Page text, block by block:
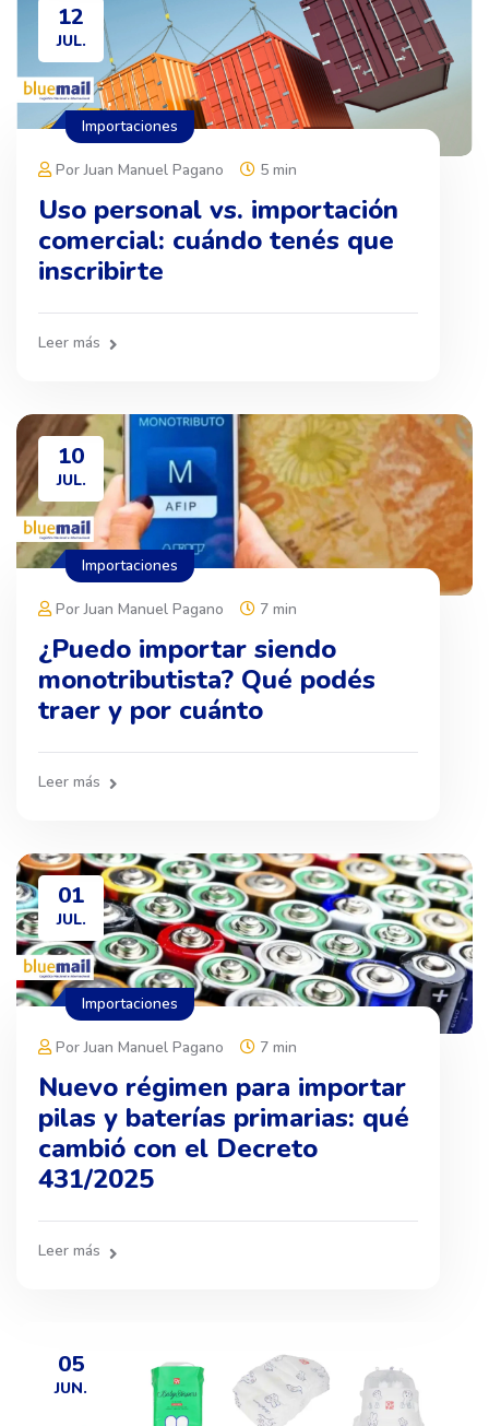
12
JUL.
Por Juan Manuel Pagano 5 min
Uso personal vs. importación
comercial: cuándo tenés que
inscribirte
Leer más
Importaciones
10
JUL.
Por Juan Manuel Pagano 7 min
¿Puedo importar siendo
monotributista? Qué podés
traer y por cuánto
Leer más
Importaciones
01
JUL.
Por Juan Manuel Pagano 7 min
Nuevo régimen para importar
pilas y baterías primarias: qué
cambió con el Decreto
431/2025
Leer más
Importaciones
05
JUN.